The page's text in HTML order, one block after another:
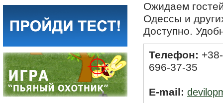
Ожидаем
Одессы и
Доступно.
Телефон:
696-37-35
E-mail: